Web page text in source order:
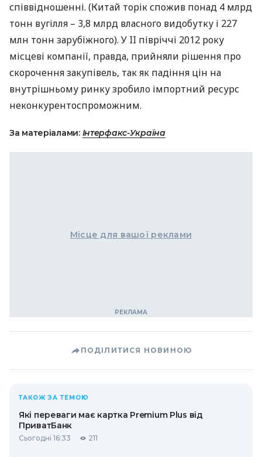
співвідношенні. (Китай торік спожив понад 4 млрд
тонн вугілля – 3,8 млрд власного видобутку і 227
млн тонн зарубіжного). У II півріччі 2012 року
місцеві компанії, правда, прийняли рішення про
скорочення закупівель, так як падіння цін на
внутрішньому ринку зробило імпортний ресурс
неконкурентоспроможним.
За матеріалами: Інтерфакс-Україна
Місце для вашої реклами
ПОДІЛИТИСЯ НОВИНОЮ
ТАКОЖ ЗА ТЕМОЮ
Які переваги має картка Premium Plus від
ПриватБанк
Сьогодні 16:33 211